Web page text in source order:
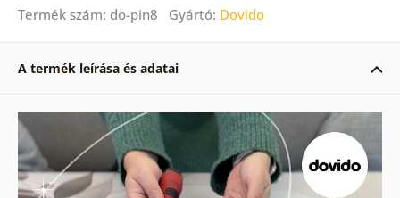
Termék szám: do-pin8 Gyártó: Dovido
A termék leírása és adatai